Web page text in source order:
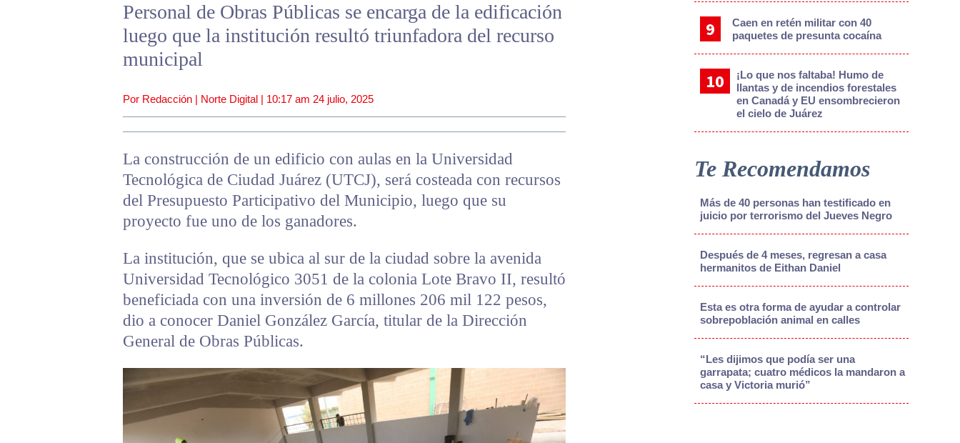
Personal de Obras Públicas se encarga de la edificación
luego que la institución resultó triunfadora del recurso
municipal
Por Redacción | Norte Digital | 10:17 am 24 julio, 2025
La construcción de un edificio con aulas en la Universidad
Tecnológica de Ciudad Juárez (UTCJ), será costeada con recursos
del Presupuesto Participativo del Municipio, luego que su
proyecto fue uno de los ganadores.
La institución, que se ubica al sur de la ciudad sobre la avenida
Universidad Tecnológico 3051 de la colonia Lote Bravo II, resultó
beneficiada con una inversión de 6 millones 206 mil 122 pesos,
dio a conocer Daniel González García, titular de la Dirección
General de Obras Públicas.
Caen en retén militar con 40
paquetes de presunta cocaína
¡Lo que nos faltaba! Humo de
llantas y de incendios forestales
en Canadá y EU ensombrecieron
el cielo de Juárez
Te Recomendamos
Más de 40 personas han testificado en
juicio por terrorismo del Jueves Negro
Después de 4 meses, regresan a casa
hermanitos de Eithan Daniel
Esta es otra forma de ayudar a controlar
sobrepoblación animal en calles
“Les dijimos que podía ser una
garrapata; cuatro médicos la mandaron a
casa y Victoria murió”